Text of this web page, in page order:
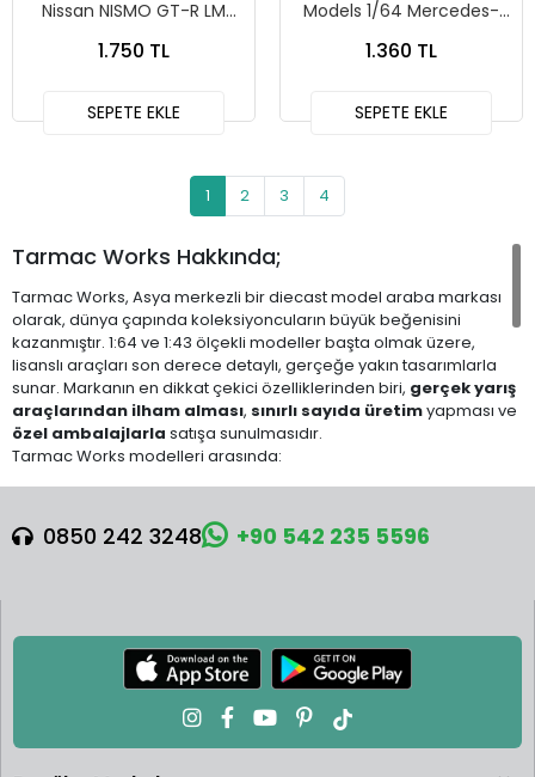
Nissan NISMO GT-R LM
- HOBBY64
1.750 TL
SEPETE EKLE
Models 1/64 Mercedes-
Performance Las Vegas
1.360 TL
SEPETE EKLE
1 2 3 4
Tarmac Works Hakkında;
Tarmac Works, Asya merkezli bir diecast model araba markası
olarak, dünya çapında koleksiyoncuların büyük beğenisini
kazanmıştır. 1:64 ve 1:43 ölçekli modeller başta olmak üzere,
lisanslı araçları son derece detaylı, gerçeğe yakın tasarımlarla
sunar. Markanın en dikkat çekici özelliklerinden biri, gerçek yarış
araçlarından ilham alması, sınırlı sayıda üretimyapması ve
özel ambalajlarla satışa sunulmasıdır.
Tarmac Works modelleri arasında:
fiyat dengesinde ürünler.
Hobby64: Daha koleksiyon odaklı, detay seviyesi yüksek ve
Tarmac Works x Era, x Schuco, x Minichampsgibi iş
birlikleriyle üretilen nadir koleksiyon parçaları.
otomobil severler için gerçek bir koleksiyon keyfi sunar. Her yeni
seriyle heyecan uyandıran bu marka,sadık bir takipçi kitlesine
0850 242 3248 +90 542 235 5596